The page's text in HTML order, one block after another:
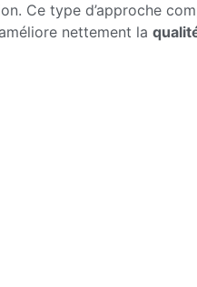
Ce type d’approche
nettement la